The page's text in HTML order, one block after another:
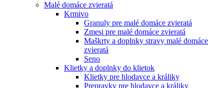
Malé domáce zvieratá
Krmivo
Granuly pre malé domáce zvieratá
Zmesi pre malé domáce zvieratá
Maškrty a doplnky stravy malé domáce
zvieratá
Seno
Klietky a doplnky do klietok
Klietky pre hlodavce a králiky
Prepravky pre hlodavce a králiky